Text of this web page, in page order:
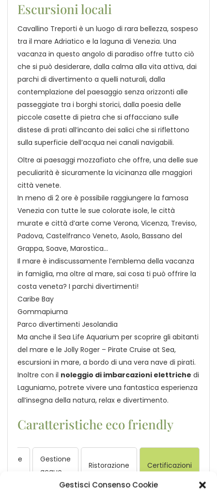
Gestisci Consenso Cookie
Escursioni locali
Cavallino Treporti è un luogo di rara bellezza, sospeso
tra il mare Adriatico e la laguna di Venezia. Una
vacanza in questo angolo di paradiso offre tutto ciò
che si può desiderare, dalla calma alla vita attiva, dai
parchi di divertimento a quelli naturali, dalla
contemplazione del paesaggio senza orizzonti alle
passeggiate tra i borghi storici, dalla poesia delle
piccole casette di pietra che si affacciano sulle
distese di prati all’incanto dei salici che si riflettono
sulla superficie dell’acqua nei canali navigabili.
Oltre ai paesaggi mozzafiato che offre, una delle sue
peculiarità è sicuramente la vicinanza alle maggiori
città venete.
In meno di 2 ore è possibile raggiungere la famosa
Venezia con tutte le sue colorate isole, le città
murate e città d’arte come Verona, Vicenza, Treviso,
Padova, Castelfranco Veneto, Asolo, Bassano del
Grappa, Soave, Marostica…
Il mare è indiscussamente l’emblema della vacanza
in famiglia, ma oltre al mare, sai cosa ti può offrire la
costa veneta? I parchi divertimenti!
Caribe Bay
Gommapiuma
Parco divertimenti Jesolandia
Ma anche il Sea Life Aquarium per scoprire gli abitanti
del mare e le Jolly Roger – Pirate Cruise at Sea,
escursioni in mare, a bordo di una vera nave di pirati.
Inoltre con il noleggio di imbarcazioni elettriche di
Laguniamo, potrete vivere una fantastica esperienza
all’insegna della natura, relax e divertimento.
Caratteristiche eco friendly
Gestione
acque
Ristorazione Certificazioni